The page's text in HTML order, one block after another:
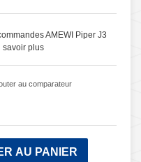
AMEWI Piper J3
savoir plus
au comparateur
AU PANIER